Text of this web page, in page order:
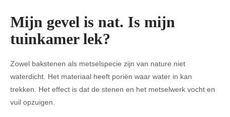
Mijn gevel is nat. Is mijn
tuinkamer lek?
Zowel bakstenen als metselspecie zijn van nature niet
waterdicht. Het materiaal heeft poriën waar water in kan
trekken. Het effect is dat de stenen en het metselwerk vocht en
vuil opzuigen.